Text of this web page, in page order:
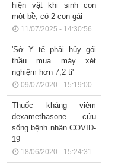
hiện vật khi sinh con
một bề, có 2 con gái
11/07/2025 - 14:30:56
'Sở Y tế phải hủy gói
thầu mua máy xét
nghiệm hơn 7,2 tỉ'
09/07/2020 - 15:19:00
Thuốc kháng viêm
dexamethasone cứu
sống bệnh nhân COVID-
19
18/06/2020 - 15:24:31